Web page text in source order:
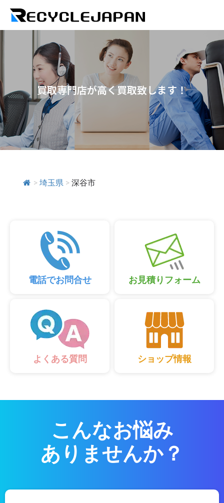
買取専門店が高く買取致します！
> 埼玉県 > 深谷市
電話でお問合せ お見積りフォーム
よくある質問 ショップ情報
こんなお悩み
ありませんか？